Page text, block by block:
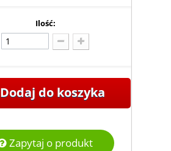
Ilość:
Dodaj do koszyka
Zapytaj o produkt